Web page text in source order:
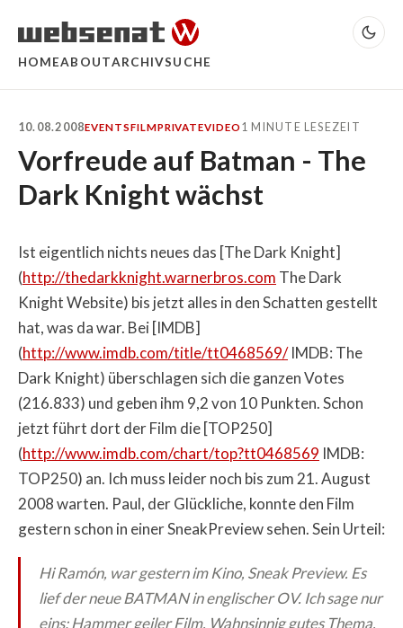
HOMEABOUTARCHIVSUCHE
10.08.2008EVENTSFILMPRIVATEVIDEO 1 MINUTE LESEZEIT
Vorfreude auf Batman - The
Dark Knight wächst
Ist eigentlich nichts neues das [The Dark Knight]
(http://thedarkknight.warnerbros.com The Dark
Knight Website) bis jetzt alles in den Schatten gestellt
hat, was da war. Bei [IMDB]
(http://www.imdb.com/title/tt0468569/IMDB: The
Dark Knight) überschlagen sich die ganzen Votes
(216.833) und geben ihm 9,2 von 10 Punkten. Schon
jetzt führt dort der Film die [TOP250]
(http://www.imdb.com/chart/top?tt0468569 IMDB:
TOP250) an. Ich muss leider noch bis zum 21. August
2008 warten. Paul, der Glückliche, konnte den Film
gestern schon in einer SneakPreview sehen. Sein Urteil:
Hi Ramón, war gestern im Kino, Sneak Preview. Es
lief der neue BATMAN in englischer OV. Ich sage nur
eins: Hammer geiler Film. Wahnsinnig gutes Thema,